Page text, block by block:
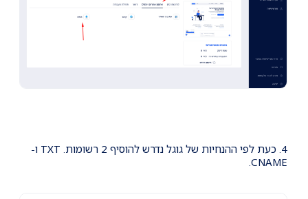
4. כעת לפי ההנחיות של גוגל נדרש להוסיף 2 רשומות. TXT ו-
CNAME.